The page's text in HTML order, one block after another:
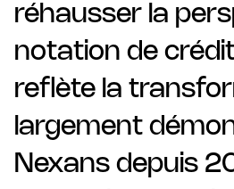
réhausser la
notation de
reflète la
largement
Nexans depuis